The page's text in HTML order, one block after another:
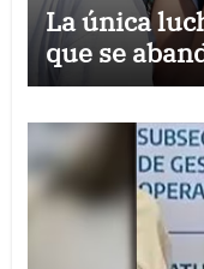
La única
que se